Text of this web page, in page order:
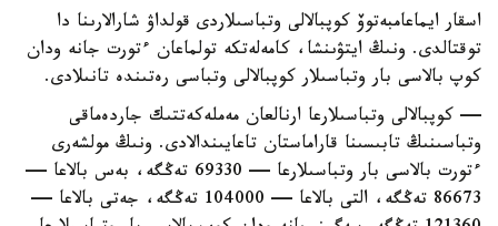
اسقار ايماعامبەتوۆ كوپبالالى وتباسىلاردى قولداۋ شارالارىنا دا
توقتالدى. ونىڭ ايتۋىنشا، كامەلەتكە تولماعان ءتورت جانە ودان
كوپ بالاسى بار وتباسىلار كوپبالالى وتباسى رەتىندە تانىلادى.
— كوپبالالى وتباسىلارعا ارنالعان مەملەكەتتىك جاردەماقى
وتباسىنىڭ تابىسىنا قاراماستان تاعايىندالادى. ونىڭ مولشەرى
ءتورت بالاسى بار وتباسىلارعا — 69330 تەڭگە، بەس بالاعا —
86673 تەڭگە، التى بالاعا — 104000 تەڭگە، جەتى بالاعا —